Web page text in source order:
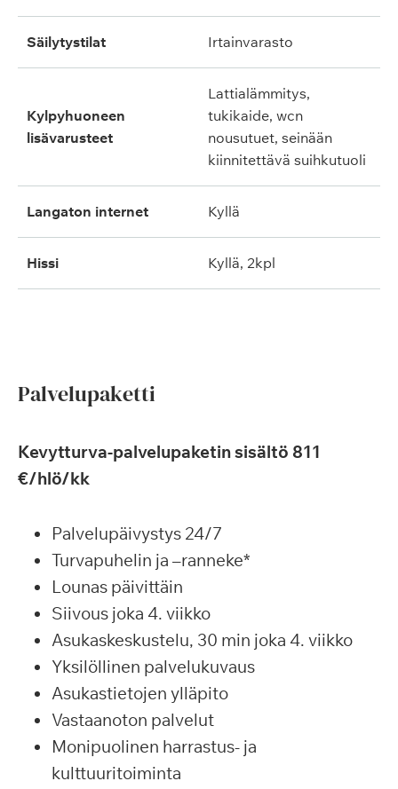
säilytystilat irtainvarasto
kylpyhuoneen
lisävarusteet
lattialämmitys,
tukikaide, wcn
nousutuet, seinään
kiinnitettävä suihkutuoli
langaton internet kyllä
hissi kyllä, 2kpl
Palvelupaketti
Kevytturva-palvelupaketin sisältö 811
€/hlö/kk
Palvelupäivystys 24/7
Turvapuhelin ja –ranneke*
Lounas päivittäin
Siivous joka 4. viikko
Asukaskeskustelu, 30 min joka 4. viikko
Yksilöllinen palvelukuvaus
Asukastietojen ylläpito
Vastaanoton palvelut
Monipuolinen harrastus- ja
kulttuuritoiminta